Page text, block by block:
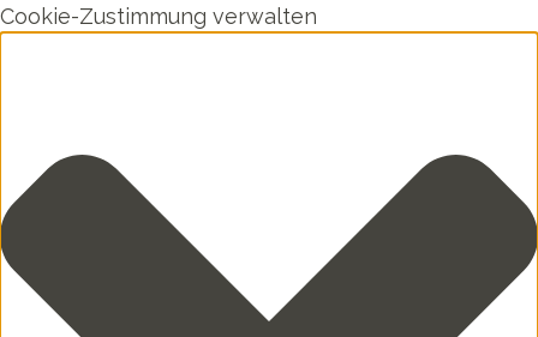
Cookie-Zustimmung verwalten